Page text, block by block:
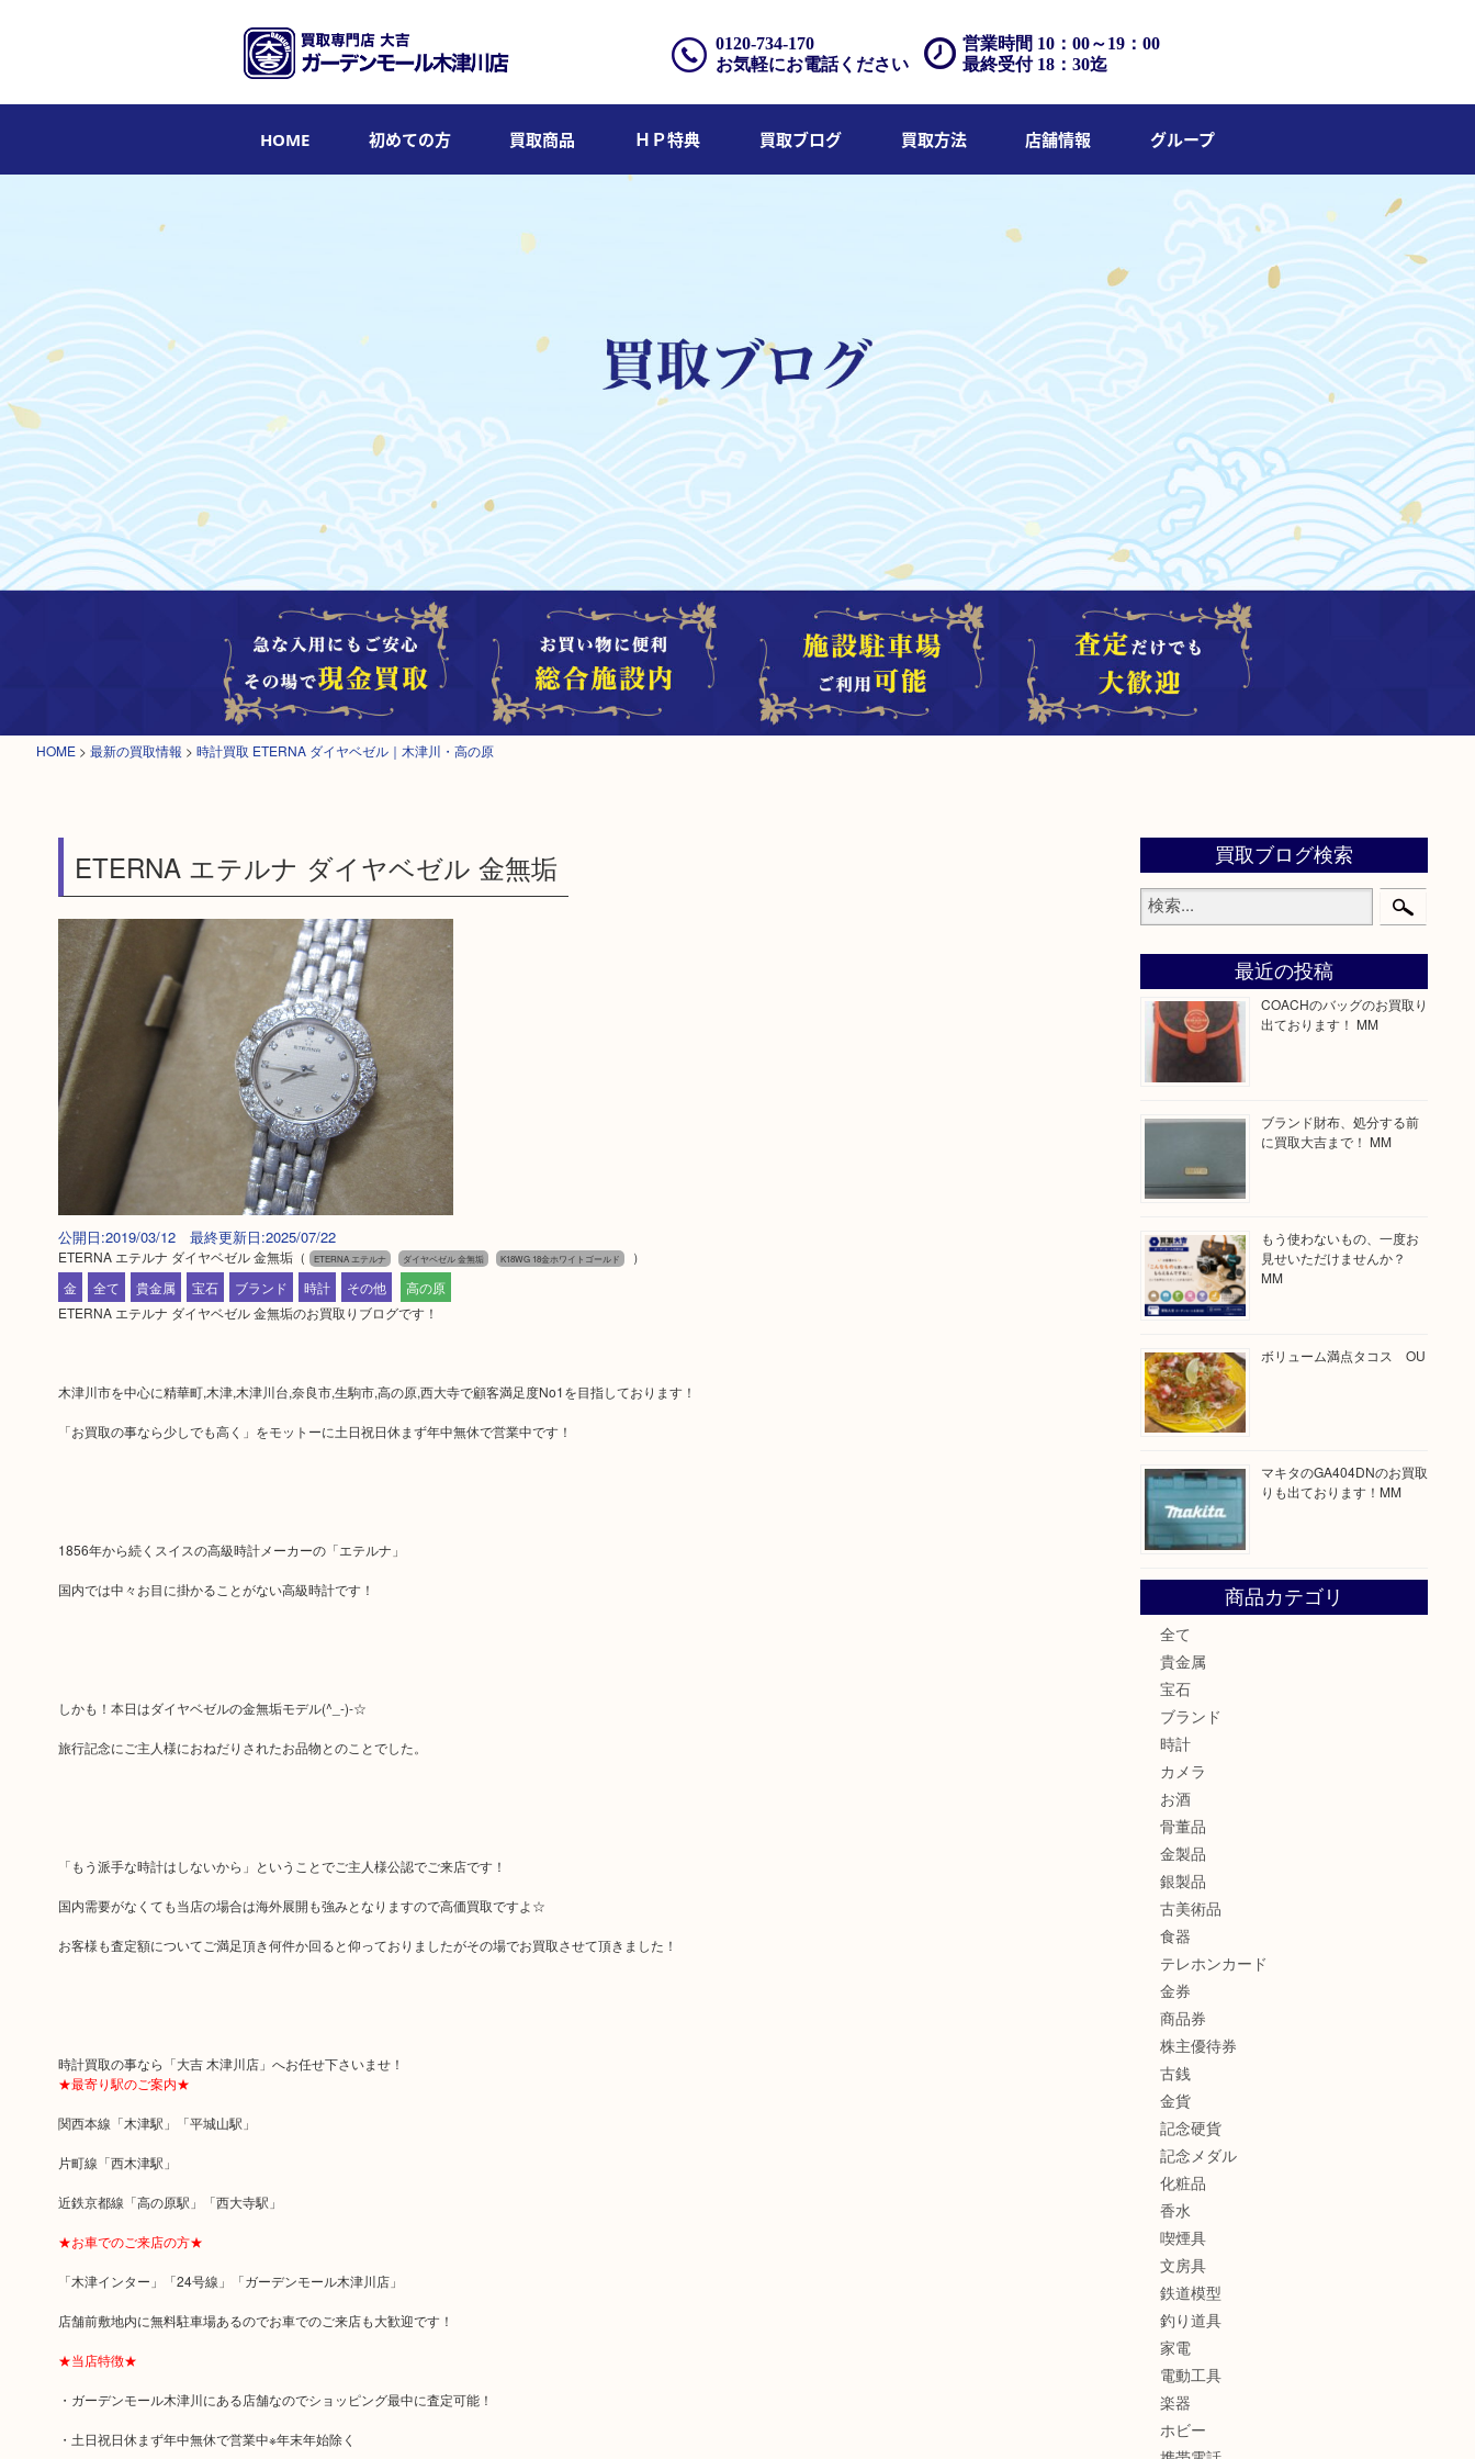
営業時間 10：00～19：00
最終受付 18：30迄
0120-734-170
お気軽にお電話ください
HOME 初めての方 買取商品 ＨＰ特典 買取ブログ 買取方法 店舗情報 グループ
HOME > 最新の買取情報 > 時計買取 ETERNA ダイヤベゼル｜木津川・高の原
ETERNA エテルナ ダイヤベゼル 金無垢
公開日:2019/03/12 最終更新日:2025/07/22
ETERNA エテルナ ダイヤベゼル 金無垢（ ETERNA エテルナ ダイヤベゼル 金無垢 K18WG 18金ホワイトゴールド
）
金
全て 貴金属 宝石 ブランド 時計 その他
高の原
ETERNA エテルナ ダイヤベゼル 金無垢のお買取りブログです！
木津川市を中心に精華町,木津,木津川台,奈良市,生駒市,高の原,西大寺で顧客満足度No1を目指しております！
「お買取の事なら少しでも高く」をモットーに土日祝日休まず年中無休で営業中です！
1856年から続くスイスの高級時計メーカーの「エテルナ」
国内では中々お目に掛かることがない高級時計です！
しかも！本日はダイヤベゼルの金無垢モデル(^_-)-☆
旅行記念にご主人様におねだりされたお品物とのことでした。
「もう派手な時計はしないから」ということでご主人様公認でご来店です！
国内需要がなくても当店の場合は海外展開も強みとなりますので高価買取ですよ☆
お客様も査定額についてご満足頂き何件か回ると仰っておりましたがその場でお買取させて頂きました！
時計買取の事なら「大吉 木津川店」へお任せ下さいませ！
★最寄り駅のご案内★
関西本線「木津駅」「平城山駅」
片町線「西木津駅」
近鉄京都線「高の原駅」「西大寺駅」
★お車でのご来店の方★
「木津インター」「24号線」「ガーデンモール木津川店」
店舗前敷地内に無料駐車場あるのでお車でのご来店も大歓迎です！
★当店特徴★
・ガーデンモール木津川にある店舗なのでショッピング最中に査定可能！
・土日祝日休まず年中無休で営業中※年末年始除く
買取ブログ検索
最近の投稿
COACHのバッグのお買取り
出ております！ MM
ブランド財布、処分する前
に買取大吉まで！ MM
もう使わないもの、一度お
見せいただけませんか？
MM
ボリューム満点タコス OU
マキタのGA404DNのお買取
りも出ております！MM
商品カテゴリ
全て
貴金属
宝石
ブランド
時計
カメラ
お酒
骨董品
金製品
銀製品
古美術品
食器
テレホンカード
金券
商品券
株主優待券
古銭
金貨
記念硬貨
記念メダル
化粧品
香水
喫煙具
文房具
鉄道模型
釣り道具
家電
電動工具
楽器
ホビー